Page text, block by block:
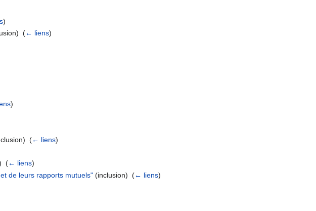
)
(← liens)
)
(← liens)
(← liens)
de leurs rapports mutuels" (inclusion) ‎(← liens)